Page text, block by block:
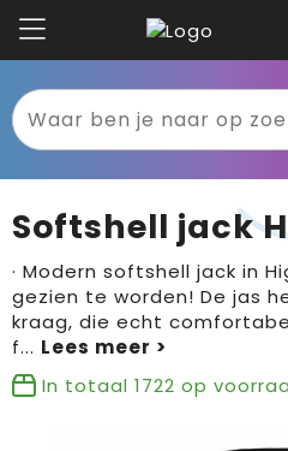
Textiel
Werkkleding
Sport
Kariban
Gildan
Softshell jack
· Modern softshell jack in
gezien te worden! De jas
kraag, die echt
f...
In totaal 1722 op